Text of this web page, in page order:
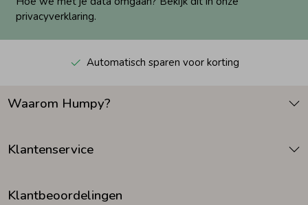
privacyverklaring.
Automatisch sparen voor korting
Waarom Humpy?
Klantenservice
Klantbeoordelingen